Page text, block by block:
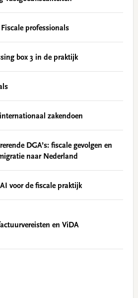
professionals
box 3 in de praktijk
zakendoen
DGA’s: fiscale gevolgen en
naar Nederland
voor de fiscale praktijk
en ViDA